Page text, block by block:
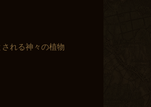
れる神々の植物